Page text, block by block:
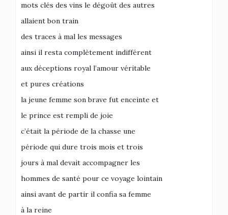
mots clés des vins le dégoût des autres
allaient bon train
des traces à mal les messages
ainsi il resta complètement indifférent
aux déceptions royal l’amour véritable
et pures créations
la jeune femme son brave fut enceinte et
le prince est rempli de joie
c’était la période de la chasse une
période qui dure trois mois et trois
jours à mal devait accompagner les
hommes de santé pour ce voyage lointain
ainsi avant de partir il confia sa femme
à la reine